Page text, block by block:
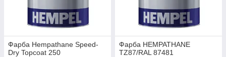
Фарба Hempathane Speed-
Dry Topcoat 250
Фарба HEMPATHANE
TZ87/RAL 87481